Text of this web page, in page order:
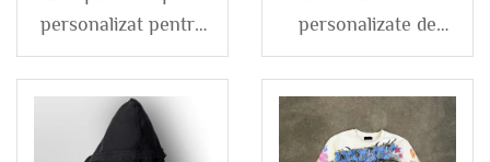
personalizat pentru
bărbați, impermeabil,
cu reflexe, cu
fermoar, din
poliester și nailon,
personalizate de
înaltă calitate,
bărbat, brodată, cu
picioane drepte,
largi, plus size, blugi